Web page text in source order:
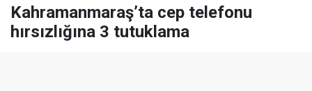
Kahramanmaraş’ta cep telefonu
hırsızlığına 3 tutuklama